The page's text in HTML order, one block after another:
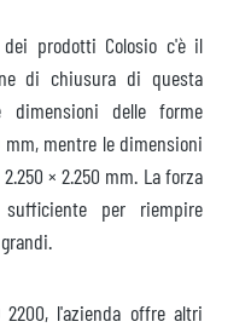
prodotti Colosio c'è il
di chiusura di questa
delle forme
mm, mentre le dimensioni
× 2.250 mm. La forza
per riempire
2200, l'azienda offre altri